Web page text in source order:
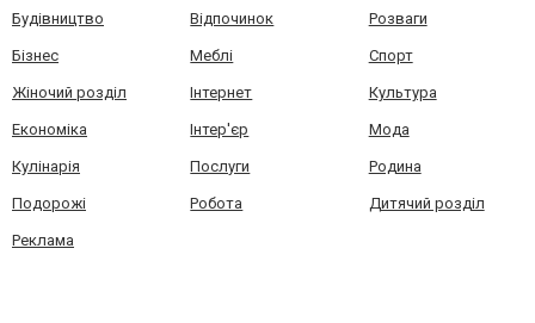
Будівництво Відпочинок Розваги
Бізнес Меблі Спорт
Жіночий розділ Інтернет Культура
Економіка Інтер'єр Мода
Кулінарія Послуги Родина
Подорожі Робота Дитячий розділ
Реклама